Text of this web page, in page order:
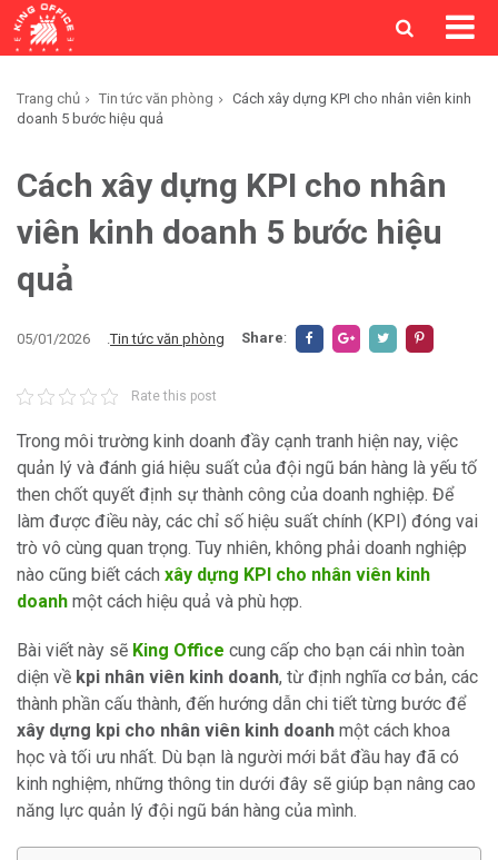
Trang chủ Tin tức văn phòng
Cách xây dựng KPI cho nhân viên kinh
doanh 5 bước hiệu quả
Cách xây dựng KPI cho nhân
viên kinh doanh 5 bước hiệu
quả
05/01/2026 .Tin tức văn phòng Share:
Rate this post
Trong môi trường kinh doanh đầy cạnh tranh hiện nay, việc
quản lý và đánh giá hiệu suất của đội ngũ bán hàng là yếu tố
then chốt quyết định sự thành công của doanh nghiệp. Để
làm được điều này, các chỉ số hiệu suất chính (KPI) đóng vai
trò vô cùng quan trọng. Tuy nhiên, không phải doanh nghiệp
nào cũng biết cách xây dựng KPI cho nhân viên kinh
doanh một cách hiệu quả và phù hợp.
Bài viết này sẽ King Office cung cấp cho bạn cái nhìn toàn
diện về kpi nhân viên kinh doanh, từ định nghĩa cơ bản, các
thành phần cấu thành, đến hướng dẫn chi tiết từng bước để
xây dựng kpi cho nhân viên kinh doanh một cách khoa
học và tối ưu nhất. Dù bạn là người mới bắt đầu hay đã có
kinh nghiệm, những thông tin dưới đây sẽ giúp bạn nâng cao
năng lực quản lý đội ngũ bán hàng của mình.